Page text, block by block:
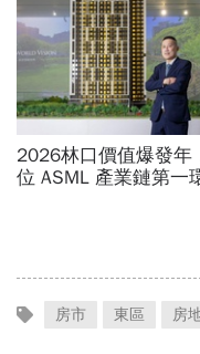
2026林口價值爆發年
位 ASML 產業鏈第一
房市 東區 房